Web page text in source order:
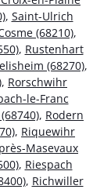
, Saint-Ulrich
(68210),
, Rustenhart
(68270),
, Rorschwihr
le-Franc
, Rodern
, Riquewihr
Masevaux
, Riespach
, Richwiller